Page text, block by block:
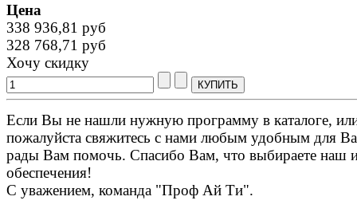
Цена
338 936,81 руб
328 768,71 руб
Хочу скидку
Если Вы не нашли нужную программу в каталоге,
пожалуйста свяжитесь с нами любым удобным для
рады Вам помочь. Спасибо Вам, что выбираете наш
обеспечения!
С уважением, команда "Проф Ай Ти".